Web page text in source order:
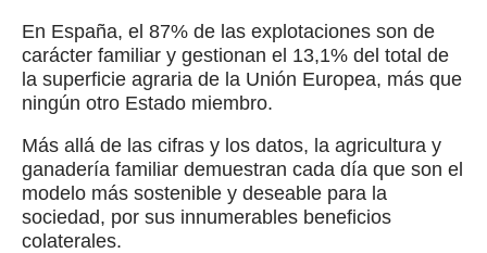
En España, el 87% de las explotaciones son de
carácter familiar y gestionan el 13,1% del total de
la superficie agraria de la Unión Europea, más que
ningún otro Estado miembro.
Más allá de las cifras y los datos, la agricultura y
ganadería familiar demuestran cada día que son el
modelo más sostenible y deseable para la
sociedad, por sus innumerables beneficios
colaterales.